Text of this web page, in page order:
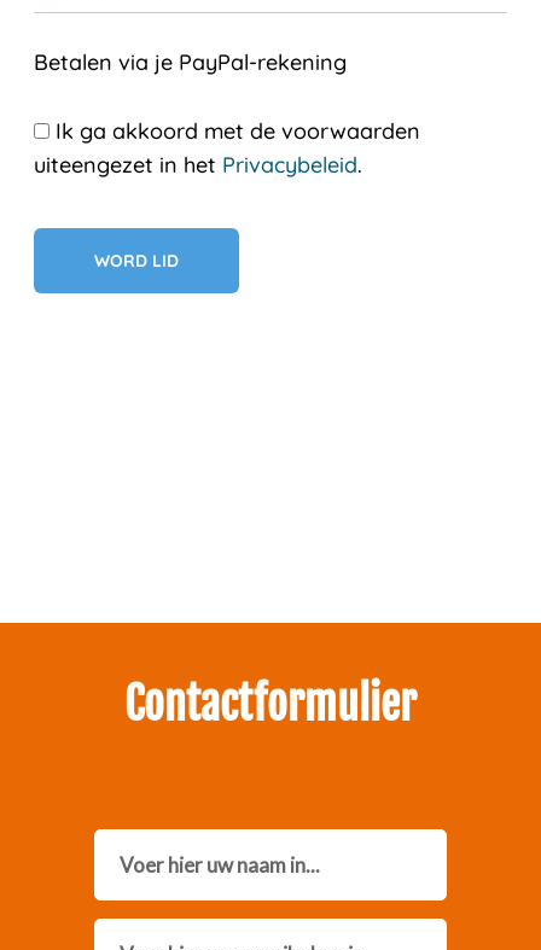
Betalen via je PayPal-rekening
Ik ga akkoord met de voorwaarden
uiteengezet in het Privacybeleid.
Geen val
Contactformulier